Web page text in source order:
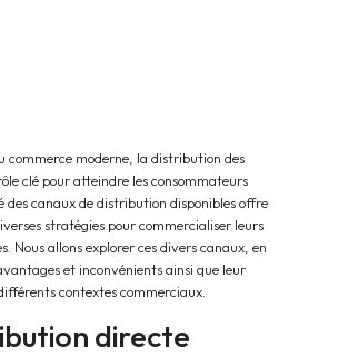
commerce moderne, la distribution des
clé pour atteindre les consommateurs
des canaux de distribution disponibles offre
stratégies pour commercialiser leurs
Nous allons explorer ces divers canaux, en
et inconvénients ainsi que leur
contextes commerciaux.
directe